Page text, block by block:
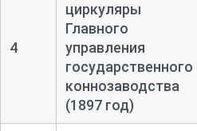
4
циркуляры
Главного
управления
государственного
коннозаводства
(1897 год)